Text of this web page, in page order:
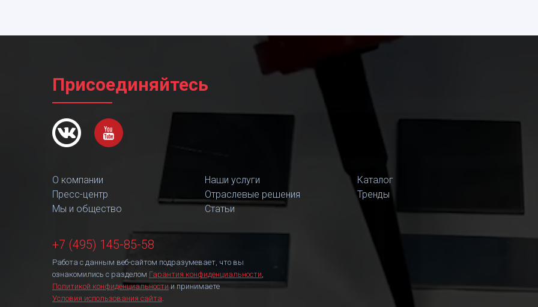
Присоединяйтесь
О компании
Пресс-центр
Мы и общество
Наши услуги
Отраслевые решения
Статьи
Каталог
Тренды
+7 (495) 145-85-58
Работа с данным веб-сайтом подразумевает, что вы
ознакомились с разделом Гарантия конфиденциальности,
Политикой конфиденциальности и принимаете
Условия использования сайта.